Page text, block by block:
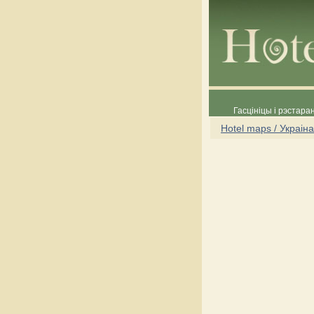
Гасцініцы і
Hotel maps / Украіна